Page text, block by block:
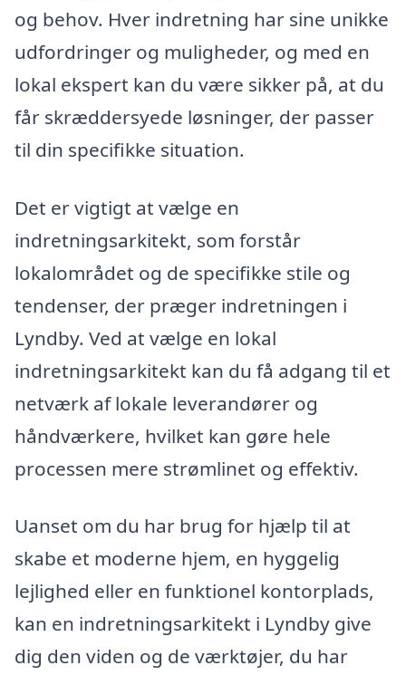
og behov. Hver indretning har sine unikke
udfordringer og muligheder, og med en
lokal ekspert kan du være sikker på, at du
får skræddersyede løsninger, der passer
til din specifikke situation.
Det er vigtigt at vælge en
indretningsarkitekt, som forstår
lokalområdet og de specifikke stile og
tendenser, der præger indretningen i
Lyndby. Ved at vælge en lokal
indretningsarkitekt kan du få adgang til et
netværk af lokale leverandører og
håndværkere, hvilket kan gøre hele
processen mere strømlinet og effektiv.
Uanset om du har brug for hjælp til at
skabe et moderne hjem, en hyggelig
lejlighed eller en funktionel kontorplads,
kan en indretningsarkitekt i Lyndby give
dig den viden og de værktøjer, du har